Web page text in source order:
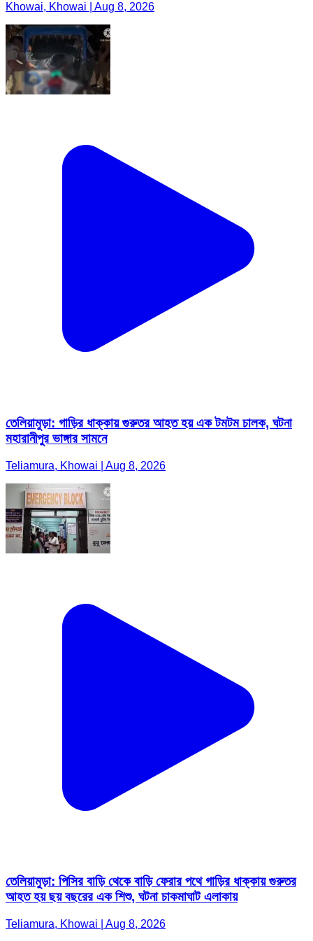
Khowai, Khowai | Aug 8, 2026
তেলিয়ামুড়া: গাড়ির ধাক্কায় গুরুতর আহত হয় এক টমটম চালক, ঘটনা
মহারানীপুর ভাঙ্গার সামনে
Teliamura, Khowai | Aug 8, 2026
তেলিয়ামুড়া: পিসির বাড়ি থেকে বাড়ি ফেরার পথে গাড়ির ধাক্কায় গুরুতর
আহত হয় ছয় বছরের এক শিশু, ঘটনা চাকমাঘাট এলাকায়
Teliamura, Khowai | Aug 8, 2026